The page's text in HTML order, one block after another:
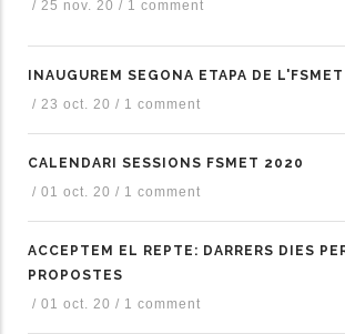
/ 25 nov. 20 / 1 comment
INAUGUREM SEGONA ETAPA DE L'FSMET
/ 23 oct. 20 / 1 comment
CALENDARI SESSIONS FSMET 2020
/ 01 oct. 20 / 1 comment
ACCEPTEM EL REPTE: DARRERS DIES
PROPOSTES
/ 01 oct. 20 / 1 comment